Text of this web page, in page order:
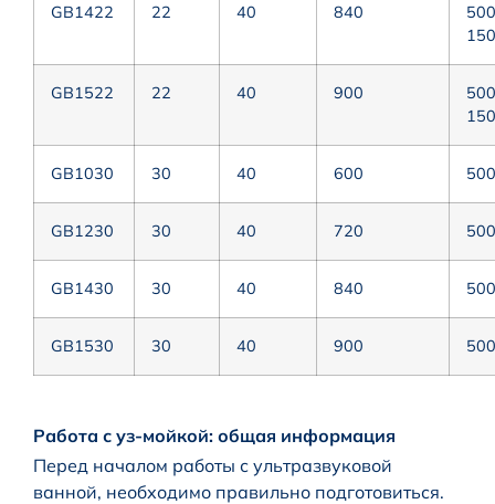
GB1422 22 40 840
150
GB1522 22 40 900
150
GB1030 30 40 600
GB1230 30 40 720
GВ1430 30 40 840
GB1530 30 40 900
Работа с уз-мойкой: общая информация
Перед началом работы с ультразвуковой
ванной, необходимо правильно подготовиться.